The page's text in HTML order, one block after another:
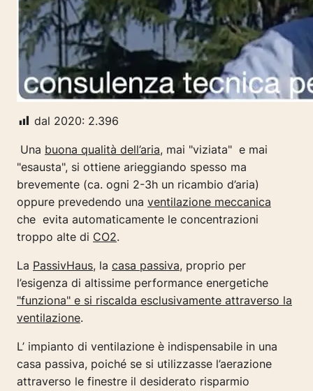
dal 2020: 2.396
Una buona qualità dell’aria, mai "viziata" e mai
"esausta", si ottiene arieggiando spesso ma
brevemente (ca. ogni 2-3h un ricambio d’aria)
oppure prevedendo una ventilazione meccanica
che evita automaticamente le concentrazioni
troppo alte di CO2.
La PassivHaus, la casa passiva, proprio per
l’esigenza di altissime performance energetiche
"funziona" e si riscalda esclusivamente attraverso la
ventilazione.
L’ impianto di ventilazione è indispensabile in una
casa passiva, poiché se si utilizzasse l’aerazione
attraverso le finestre il desiderato risparmio